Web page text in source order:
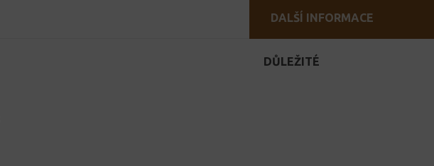
DALŠÍ INFORMACE
DŮLEŽITÉ